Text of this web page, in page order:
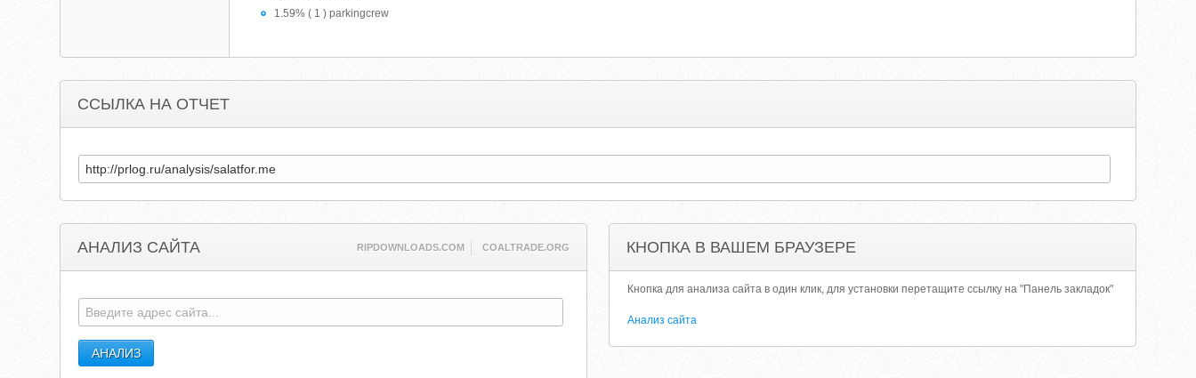
1.59% ( 1 ) parkingcrew
ССЫЛКА НА ОТЧЕТ
АНАЛИЗ САЙТА RIPDOWNLOADS.COM COALTRADE.ORG КНОПКА В ВАШЕМ БРАУЗЕРЕ
Кнопка для анализа сайта в один клик, для установки перетащите ссылку на "Панель закладок"
Анализ сайта